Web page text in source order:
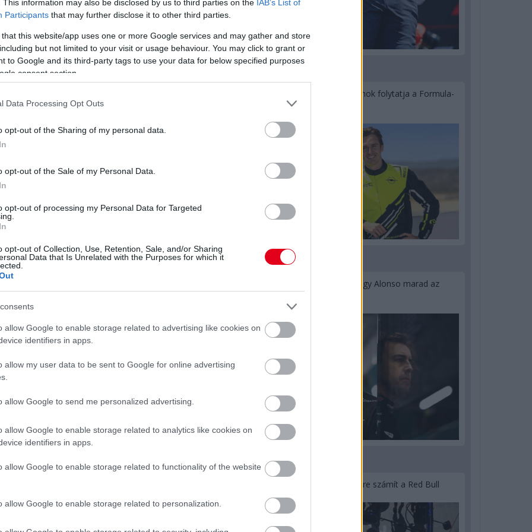
This information may also be disclosed by us to third parties on the IAB’s List of
Participants that may further disclose it to other third parties.
that this website/app uses one or more Google services and may gather and store
but not limited to your visit or usage behaviour. You may click to grant or
to Google and its third-party tags to use your data for below specified purposes
consent section.
Data Processing Opt Outs
opt-out of the Sharing of my personal data.
opt-out of the Sale of my Personal Data.
opt-out of processing my Personal Data for Targeted
opt-out of Collection, Use, Retention, Sale, and/or Sharing
Data that Is Unrelated with the Purposes for which it
allow Google to enable storage related to advertising like cookies on
identifiers in apps.
allow my user data to be sent to Google for online advertising
allow Google to send me personalized advertising.
allow Google to enable storage related to analytics like cookies on
identifiers in apps.
allow Google to enable storage related to functionality of the website
allow Google to enable storage related to personalization.
fináléra számítunk!
elsőként jut tovább a Q1-be, hét századon belül van
az ötödik Piastri sincs túl messze.
jutnak még tovább.
rajtbüntetése alapján az utolsó helyről indul majd, továbbá
helyre, de aztán Hadjar tolta le őt – Alonso pedig
helyre.
ezzel fellép az első helyre – Antonelli nyolcadik, miközben
fel, ami most továbbjutást ér – Tsunoda, Bearman,
a pálya: közepesen jön ki Albon (aki a hetedik
valamint Alonso is.
újra nekifut, lassabb első, de lila középső szektorral fellép
és Antonelli hatodik és nyolcadik helyre lépett fel. A brit
eltűnt a kvalifikáción.
Ferrari lemaradása azonban közel három tized az első
gumin próbálkozott.
Újabb korábbi F2-es bajnok folytatja a Formula-
E-ben
2 napja
Newey biztos benne, hogy Alonso marad az
3 napja
Lassuló fejlesztési ütemre számít a Red Bull